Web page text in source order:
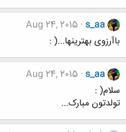
s_aa
Aug 24, 2015
باآرزوی بهترینها...( :
s_aa
Aug 24, 2015
سلام( :
تولدتون مبارک...